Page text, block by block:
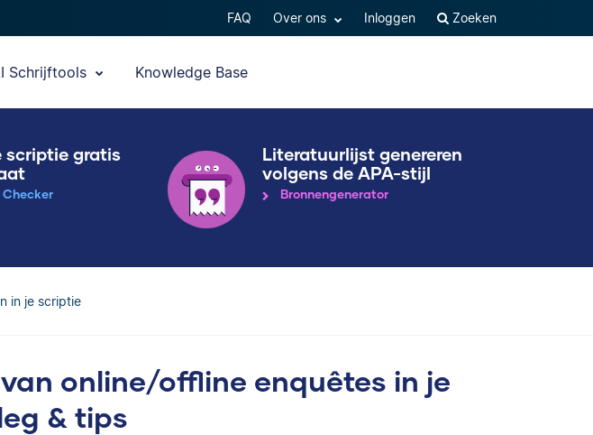
FAQ Over ons Inloggen Zoeken
Schrijftools Knowledge Base
scriptie gratis
Literatuurlijst genereren
volgens de APA-stijl
Bronnengenerator
in je scriptie
online/offline enquêtes in je
& tips